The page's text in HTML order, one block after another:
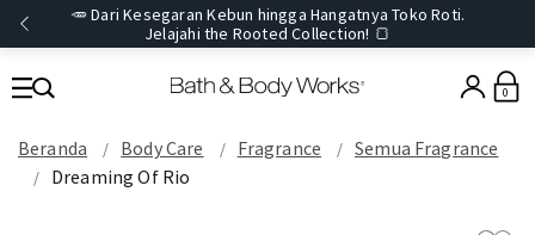
🥕 Dari Kesegaran Kebun hingga Hangatnya Toko Roti.
Jelajahi the Rooted Collection! 🍞
0
Beranda Body Care Fragrance
Semua Fragrance
Dreaming Of Rio